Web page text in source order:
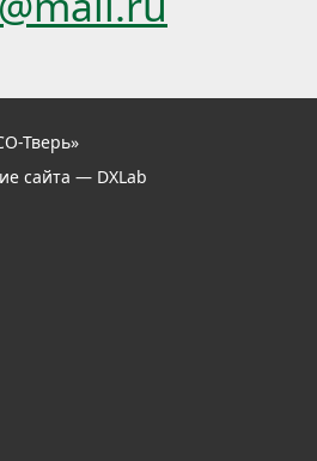
Тверь»
сайта — DXLab